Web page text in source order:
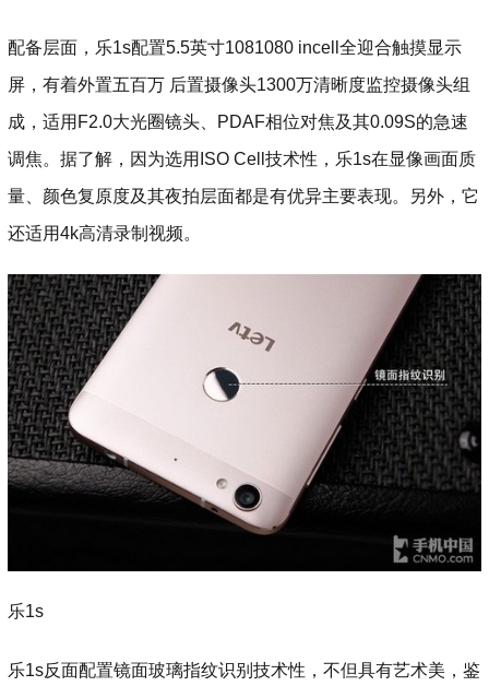
配备层面，乐1s配置5.5英寸1081080 incell全迎合触摸显示
屏，有着外置五百万 后置摄像头1300万清晰度监控摄像头组
成，适用F2.0大光圈镜头、PDAF相位对焦及其0.09S的急速
调焦。据了解，因为选用ISO Cell技术性，乐1s在显像画面质
量、颜色复原度及其夜拍层面都是有优异主要表现。另外，它
还适用4k高清录制视频。
乐1s
乐1s反面配置镜面玻璃指纹识别技术性，不但具有艺术美，鉴